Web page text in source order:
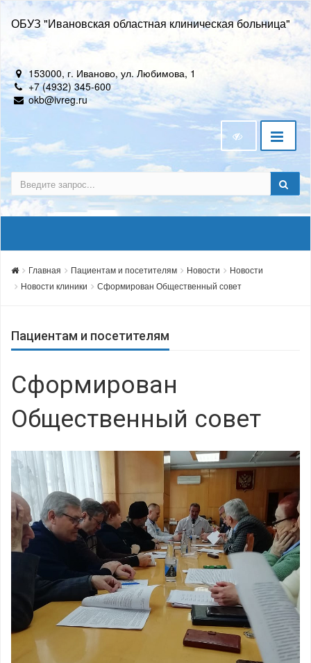
ОБУЗ "Ивановская областная клиническая больница"
153000, г. Иваново, ул. Любимова, 1
+7 (4932) 345-600
okb@ivreg.ru
Главная Пациентам и посетителям Новости
Новости
Новости клиники
Сформирован Общественный совет
Пациентам и посетителям
Сформирован
Общественный совет